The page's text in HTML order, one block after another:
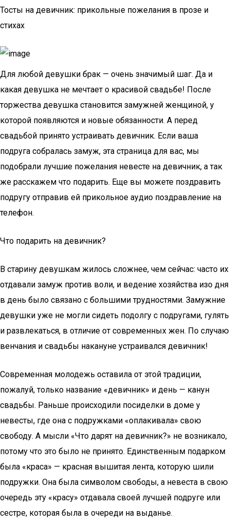
Тосты на девичник: прикольные пожелания в прозе и
стихах
Для любой девушки брак — очень значимый шаг. Да и
какая девушка не мечтает о красивой свадьбе! После
торжества девушка становится замужней женщиной, у
которой появляются и новые обязанности. А перед
свадьбой принято устраивать девичник. Если ваша
подруга собралась замуж, эта страница для вас, мы
подобрали лучшие пожелания невесте на девичник, а так
же расскажем что подарить. Еще вы можете поздравить
подругу отправив ей прикольное аудио поздравление на
телефон.
Что подарить на девичник?
В старину девушкам жилось сложнее, чем сейчас: часто их
отдавали замуж против воли, и ведение хозяйства изо дня
в день было связано с большими трудностями. Замужние
девушки уже не могли сидеть подолгу с подругами, гулять
и развлекаться, в отличие от современных жен. По случаю
венчания и свадьбы накануне устраивался девичник!
Современная молодежь оставила от этой традиции,
пожалуй, только название «девичник» и день — канун
свадьбы. Раньше происходили посиделки в доме у
невесты, где она с подружками «оплакивала» свою
свободу. А мысли «Что дарят на девичник?» не возникало,
потому что это было не принято. Единственным подарком
была «краса» — красная вышитая лента, которую шили
подружки. Она была символом свободы, а невеста в свою
очередь эту «красу» отдавала своей лучшей подруге или
сестре, которая была в очереди на выданье.